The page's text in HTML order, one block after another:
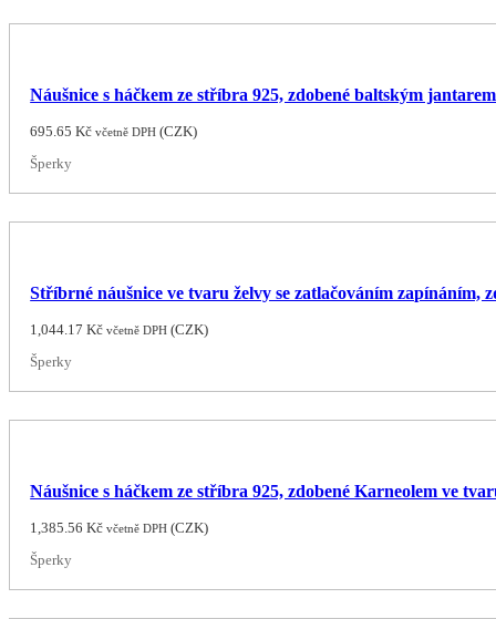
Náušnice s háčkem ze stříbra 925, zdobené baltským jantarem
695.65Kč včetně DPH (CZK)
Šperky
Stříbrné náušnice ve tvaru želvy se zatlačováním zapínáním,
1,044.17Kč včetně DPH (CZK)
Šperky
Náušnice s háčkem ze stříbra 925, zdobené Karneolem ve
1,385.56Kč včetně DPH (CZK)
Šperky